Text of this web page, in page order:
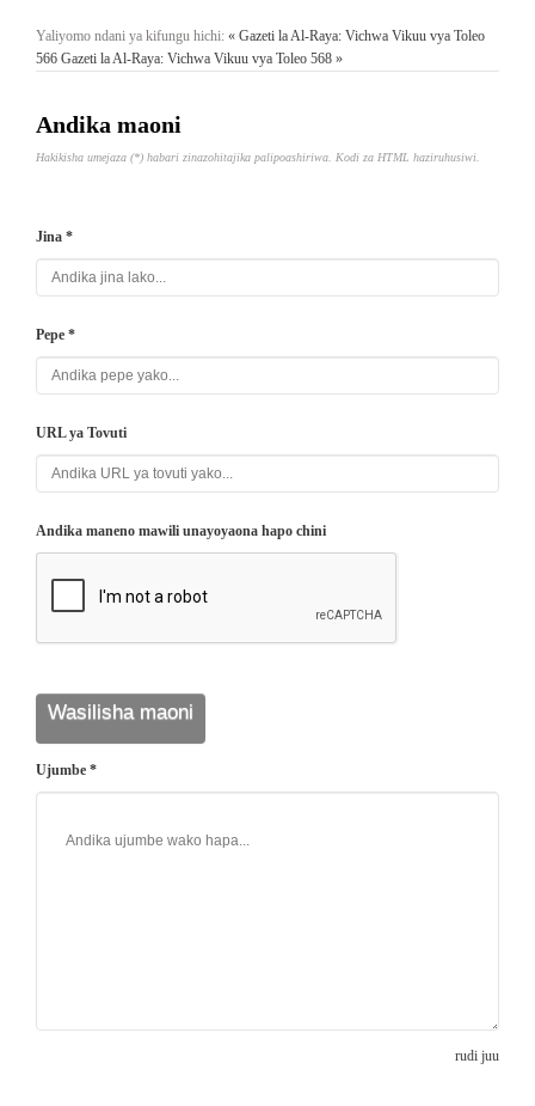
Yaliyomo ndani ya kifungu hichi: « Gazeti la Al-Raya: Vichwa Vikuu vya Toleo
566 Gazeti la Al-Raya: Vichwa Vikuu vya Toleo 568 »
Andika maoni
Hakikisha umejaza (*) habari zinazohitajika palipoashiriwa. Kodi za HTML haziruhusiwi.
Jina *
Pepe *
URL ya Tovuti
Andika maneno mawili unayoyaona hapo chini
Ujumbe *
rudi juu